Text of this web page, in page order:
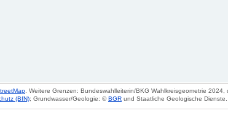
. Weitere Grenzen: Bundeswahlleiterin/BKG Wahlkreisgeometrie
(BfN); Grundwasser/Geologie: ©BGR und Staatliche Geologische Dienste.